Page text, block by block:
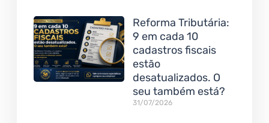
Reforma Tributária:
9 em cada 10
cadastros fiscais
estão
desatualizados. O
seu também está?
31/07/2026